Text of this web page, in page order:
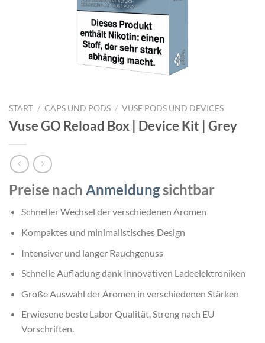
START / CAPS UND PODS / VUSE PODS UND DEVICES
Vuse GO Reload Box | Device Kit | Grey
Preise nach Anmeldungsichtbar
Schneller Wechsel der verschiedenen Aromen
Kompaktes und minimalistisches Design
Intensiver und langer Rauchgenuss
Schnelle Aufladung dank Innovativen Ladeelektroniken
Große Auswahl der Aromen in verschiedenen Stärken
Erwiesene beste Labor Qualität, Streng nach EU
Vorschriften.